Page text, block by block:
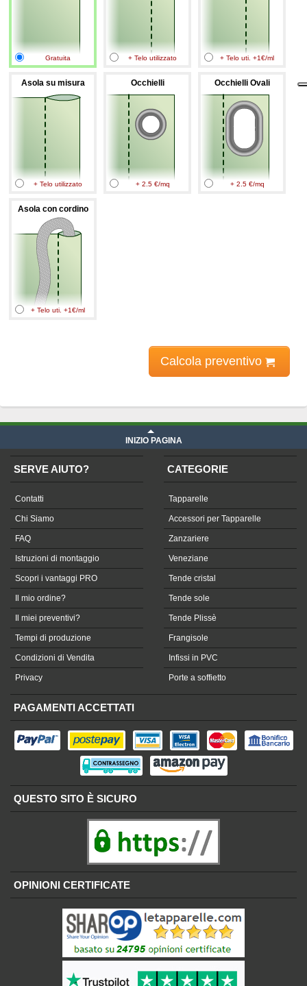
Gratuita + Telo utilizzato + Telo uti. +1€/ml
Asola su misura
+ Telo utilizzato
Occhielli
+ 2.5 €/mq
Occhielli Ovali
+ 2.5 €/mq
Asola con cordino
+ Telo uti. +1€/ml
Calcola preventivo
INIZIO PAGINA
SERVE AIUTO?
Contatti
Chi Siamo
FAQ
Istruzioni di montaggio
Scopri i vantaggi PRO
Il mio ordine?
Il miei preventivi?
Tempi di produzione
Condizioni di Vendita
Privacy
CATEGORIE
Tapparelle
Accessori per Tapparelle
Zanzariere
Veneziane
Tende cristal
Tende sole
Tende Plissè
Frangisole
Infissi in PVC
Porte a soffietto
PAGAMENTI ACCETTATI
QUESTO SITO È SICURO
OPINIONI CERTIFICATE